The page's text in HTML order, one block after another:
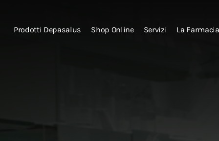
Prodotti Depasalus Shop Online Servizi La Farmacia